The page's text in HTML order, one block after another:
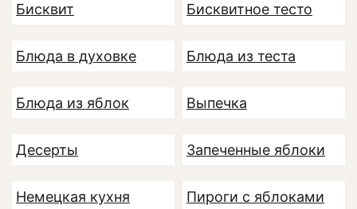
Бисквит Бисквитное тесто
Блюда в духовке Блюда из теста
Блюда из яблок Выпечка
Десерты Запеченные яблоки
Немецкая кухня Пироги с яблоками